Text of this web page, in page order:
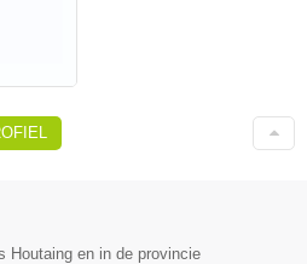
Houtaing en in de provincie